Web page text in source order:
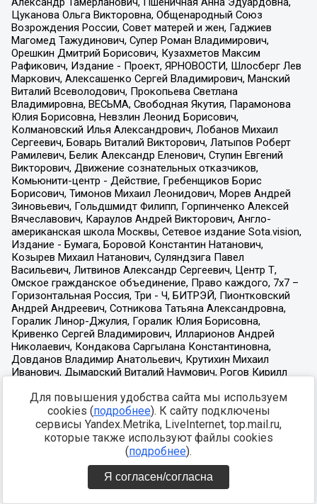
Для повышения удобства сайта мы используем
cookies (подробнее). К сайту подключены
сервисы Yandex.Metrika, LiveInternet, top.mail.ru,
которые также используют файлы cookies
(подробнее).
Я согласен/согласна